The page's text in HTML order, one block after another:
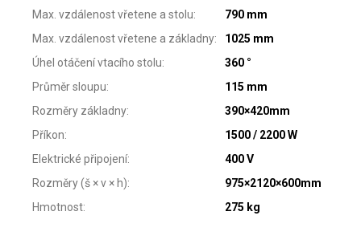
Max. vzdálenost vřetene a stolu:
790 mm
Max. vzdálenost vřetene a základny:
1025 mm
Úhel otáčení vtacího stolu:
360 °
Průměr sloupu:
115 mm
Rozměry základny:
390×420mm
Příkon:
1500 / 2200 W
Elektrické připojení:
400 V
Rozměry (š × v × h):
975×2120×600mm
Hmotnost: 275 kg